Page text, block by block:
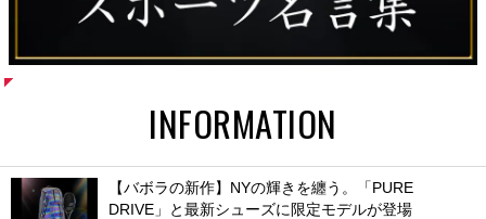
INFORMATION
【バボラの新作】NYの輝きを纏う。「PURE
DRIVE」と最新シューズに限定モデルが登場